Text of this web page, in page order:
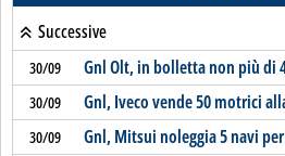
Successive
30/09 Gnl Olt, in bolletta non più di
30/09 Gnl, Iveco vende 50 motrici
30/09 Gnl, Mitsui noleggia 5 navi